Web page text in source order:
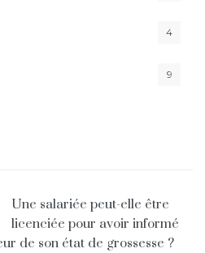
4
9
Une salariée peut-elle être
licenciée pour avoir informé
de son état de grossesse ?